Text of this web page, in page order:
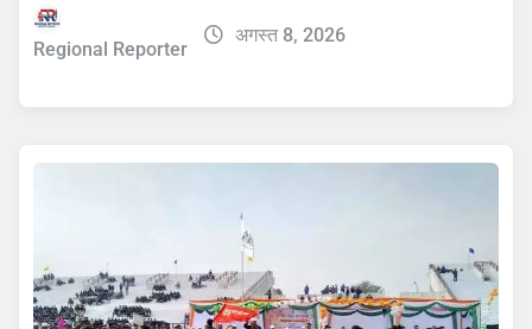
Regional Reporter
अगस्त 8, 2026